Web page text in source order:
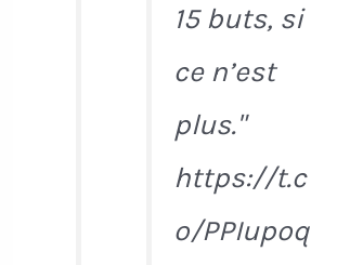
15 buts, si
ce n’est
plus."
https://t.c
o/PPIupoq